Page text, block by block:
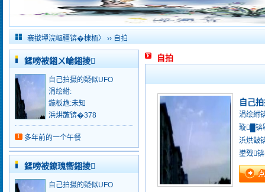
褰撳墠浣嶇疆锛�棣栭〉 ›› 自拍
鍒嗙被鎺ㄨ崘鎺掕
自己拍摄的疑似UFO
涓绘紨:
鍦板尯:未知
浜烘皵锛�378
1 多年前的一个午餐
鍒嗙被鐐瑰嚮鎺掕
自己拍摄的疑似UFO
自拍
自己
涓绘紨
璇█
浜烘皵
鍙戣